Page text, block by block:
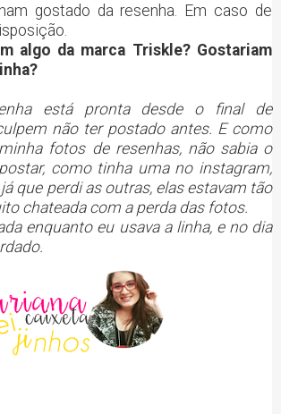
gostado da resenha. Em caso de
algo da marca Triskle? Gostariam
está pronta desde o final de
não ter postado antes. E como
fotos de resenhas, não sabia o
como tinha uma no instagram,
que perdi as outras, elas estavam tão
chateada com a perda das fotos.
enquanto eu usava a linha, e no dia